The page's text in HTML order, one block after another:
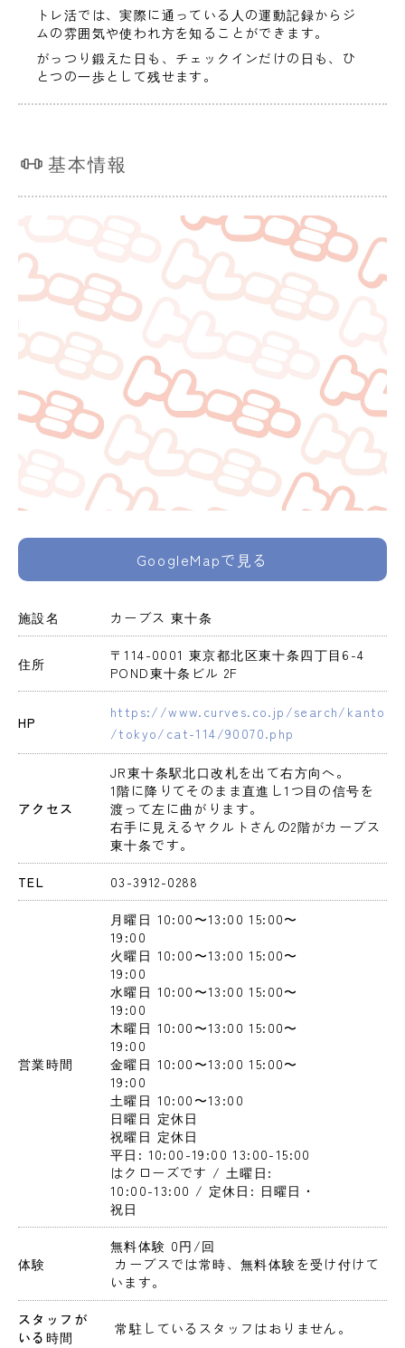
トレ活では、実際に通っている人の運動記録からジ
ムの雰囲気や使われ方を知ることができます。
がっつり鍛えた日も、チェックインだけの日も、ひ
とつの一歩として残せます。
基本情報
GoogleMapで見る
施設名 カーブス 東十条
住所
〒114-0001 東京都北区東十条四丁目6-4
POND東十条ビル 2F
HP
https://www.curves.co.jp/search/kanto
/tokyo/cat-114/90070.php
アクセス
JR東十条駅北口改札を出て右方向へ。
1階に降りてそのまま直進し1つ目の信号を
渡って左に曲がります。
右手に見えるヤクルトさんの2階がカーブス
東十条です。
TEL 03-3912-0288
営業時間
月曜日 10:00〜13:00 15:00〜
19:00
火曜日 10:00〜13:00 15:00〜
19:00
水曜日 10:00〜13:00 15:00〜
19:00
木曜日 10:00〜13:00 15:00〜
19:00
金曜日 10:00〜13:00 15:00〜
19:00
土曜日 10:00〜13:00
日曜日 定休日
祝曜日 定休日
平日: 10:00-19:00 13:00-15:00
はクローズです / 土曜日:
10:00-13:00 / 定休日: 日曜日・
祝日
体験
無料体験 0円 /回
います。
スタッフが
いる時間
常駐しているスタッフはおりません。